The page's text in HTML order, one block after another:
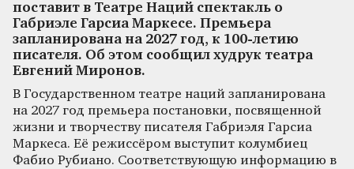
поставит в Театре Наций спектакль о
Габриэле Гарсиа Маркесе. Премьера
запланирована на 2027 год, к 100-летию
писателя. Об этом сообщил худрук театра
Евгений Миронов.
В Государственном театре наций запланирована
на 2027 год премьера постановки, посвященной
жизни и творчеству писателя Габриэля Гарсиа
Маркеса. Её режиссёром выступит колумбиец
Фабио Рубиано. Соответствующую информацию в